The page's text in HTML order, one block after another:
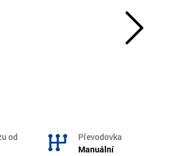
od
Převodovka
Manuální